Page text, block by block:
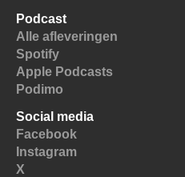
Podcast
Alle afleveringen
Spotify
Apple Podcasts
Podimo
Social media
Facebook
Instagram
X